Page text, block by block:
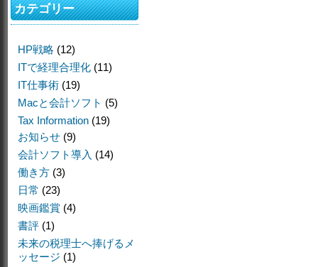
カテゴリー
HP戦略 (12)
ITで経理合理化 (11)
IT仕事術 (19)
Macと会計ソフト (5)
Tax Information (19)
お知らせ (9)
会計ソフト導入 (14)
働き方 (3)
日常 (23)
映画鑑賞 (4)
書評 (1)
未来の税理士へ捧げるメ
ッセージ (1)